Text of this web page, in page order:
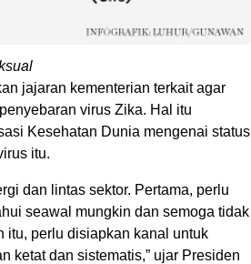
jajaran kementerian terkait agar
virus Zika. Hal itu
Kesehatan Dunia mengenai status
itu.
dan lintas sektor. Pertama, perlu
seawal mungkin dan semoga tidak
itu, perlu disiapkan kanal untuk
ketat dan sistematis,” ujar Presiden